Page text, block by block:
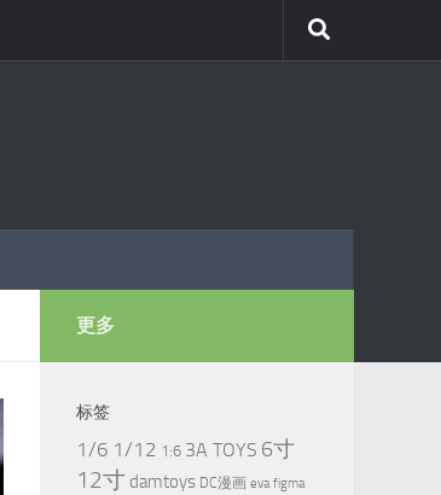
更多
标签
1/6 1/12 1:6 3A TOYS 6寸
12寸 damtoys DC漫画 eva figma